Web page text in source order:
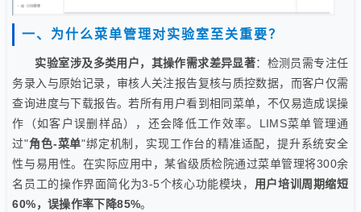
一、为什么菜单管理对实验室至关重要？
实验室涉及多类用户，其操作需求差异显著：检测员需专注任
务录入与原始记录，审核人关注报告复核与质控数据，而客户仅需
查询进度与下载报告。若所有用户看到相同菜单，不仅易造成误操
作（如客户误删样品），还会降低工作效率。LIMS菜单管理通
过"角色-菜单"绑定机制，实现工作台的精准适配，提升系统安全
性与易用性。在实际应用中，某省级质检院通过菜单管理将300余
名员工的操作界面简化为3-5个核心功能模块， 用户培训周期缩短
60%，误操作率下降85%。